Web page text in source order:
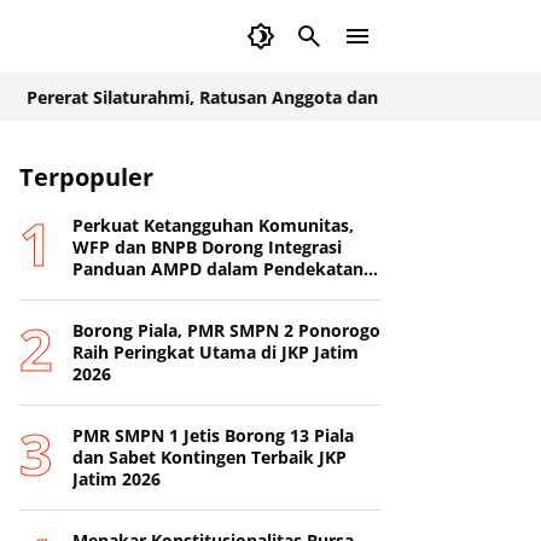
Silaturahmi, Ratusan Anggota dan Instruktur Ling Tien Kung
Terpopuler
Perkuat Ketangguhan Komunitas,
WFP dan BNPB Dorong Integrasi
Panduan AMPD dalam Pendekatan
Borong Piala, PMR SMPN 2 Ponorogo
Raih Peringkat Utama di JKP Jatim
2026
PMR SMPN 1 Jetis Borong 13 Piala
dan Sabet Kontingen Terbaik JKP
Jatim 2026